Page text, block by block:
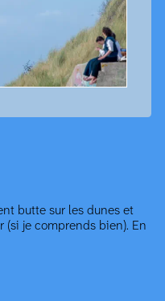
butte sur les dunes et
(si je comprends bien). En